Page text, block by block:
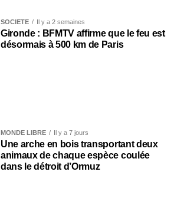
SOCIÉTÉ Il y a 2 semaines
Gironde : BFMTV affirme que le feu est
désormais à 500 km de Paris
MONDE LIBRE Il y a 7 jours
Une arche en bois transportant deux
animaux de chaque espèce coulée
dans le détroit d’Ormuz